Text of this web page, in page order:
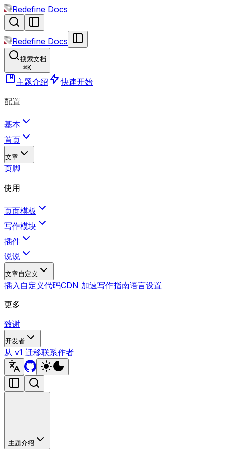
Redefine Docs
Redefine Docs
搜索文档
⌘K
主题介绍
快速开始
配置
基本
首页
文章
页脚
使用
页面模板
写作模块
插件
说说
文章自定义
插入自定义代码CDN 加速写作指南语言设置
更多
致谢
开发者
从 v1 迁移联系作者
主题介绍